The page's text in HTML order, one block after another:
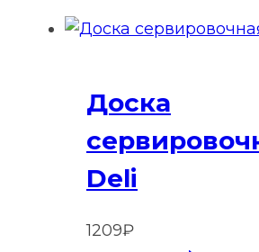
Доска
Deli
1209₽